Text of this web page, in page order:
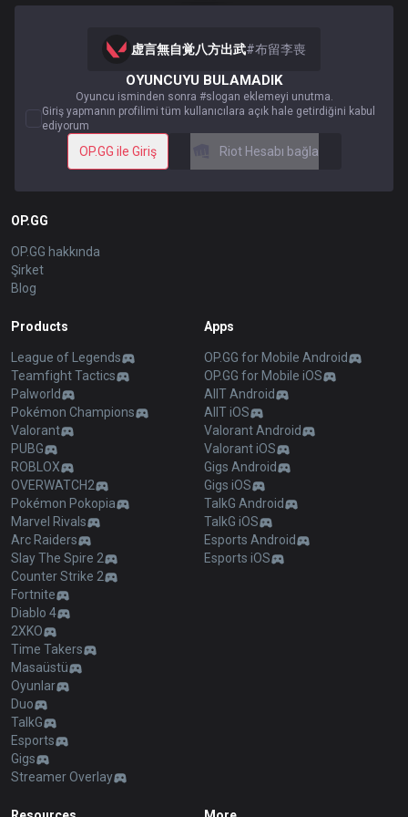
虚言無自覚八方出武#布留李喪
OYUNCUYU BULAMADIK
Oyuncu isminden sonra #slogan eklemeyi unutma.
Giriş yapmanın profilimi tüm kullanıcılara açık hale getirdiğini kabul
ediyorum
OP.GG ile Giriş Riot Hesabı bağla
OP.GG
OP.GG hakkında
Şirket
Blog
Products
League of Legends
Teamfight Tactics
Palworld
Pokémon Champions
Valorant
PUBG
ROBLOX
OVERWATCH2
Pokémon Pokopia
Marvel Rivals
Arc Raiders
Slay The Spire 2
Counter Strike 2
Fortnite
Diablo 4
2XKO
Time Takers
Masaüstü
Oyunlar
Duo
TalkG
Esports
Gigs
Streamer Overlay
Apps
OP.GG for Mobile Android
OP.GG for Mobile iOS
AllT Android
AllT iOS
Valorant Android
Valorant iOS
Gigs Android
Gigs iOS
TalkG Android
TalkG iOS
Esports Android
Esports iOS